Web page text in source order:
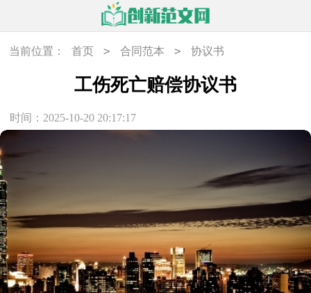
当前位置： 首页 > 合同范本 > 协议书
工伤死亡赔偿协议书
时间：2025-10-20 20:17:17